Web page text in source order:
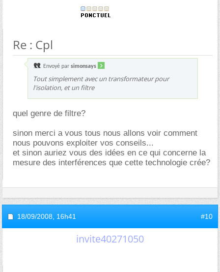
Re : Cpl
Envoyé par simonsays
Tout simplement avec un transformateur pour
l'isolation, et un filtre
quel genre de filtre?
sinon merci a vous tous nous allons voir comment
nous pouvons exploiter vos conseils...
et sinon auriez vous des idées en ce qui concerne la
mesure des interférences que cette technologie crée?
18/09/2008, 16h41 #10
invite40271050